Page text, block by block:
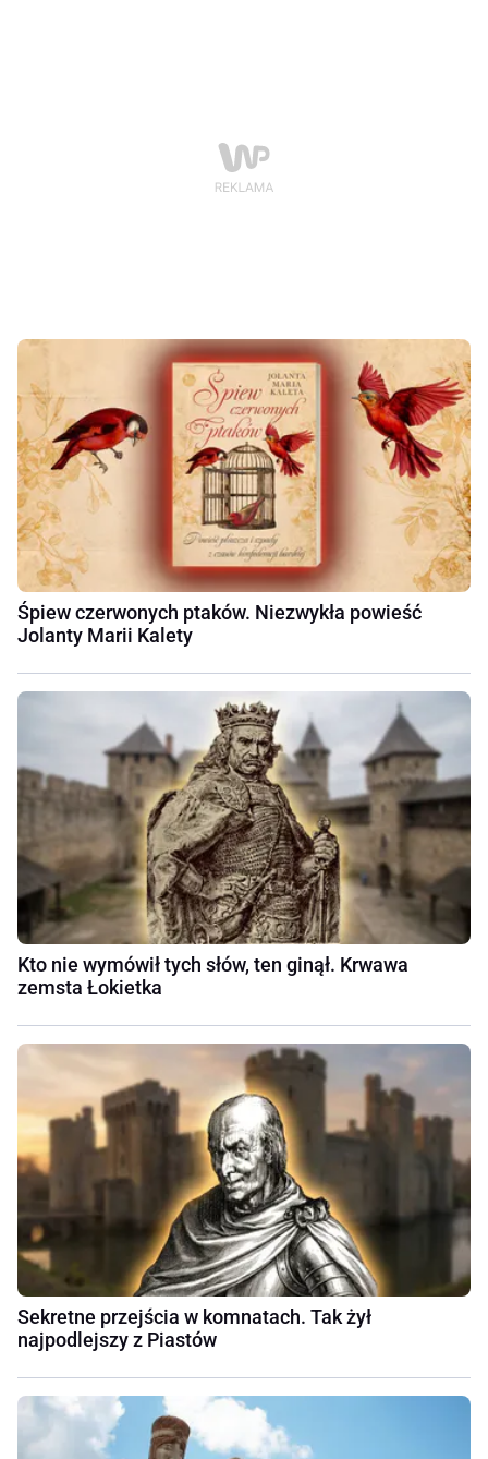
Śpiew czerwonych ptaków. Niezwykła powieść
Jolanty Marii Kalety
Kto nie wymówił tych słów, ten ginął. Krwawa
zemsta Łokietka
Sekretne przejścia w komnatach. Tak żył
najpodlejszy z Piastów